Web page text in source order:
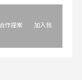
合作提案
加入我